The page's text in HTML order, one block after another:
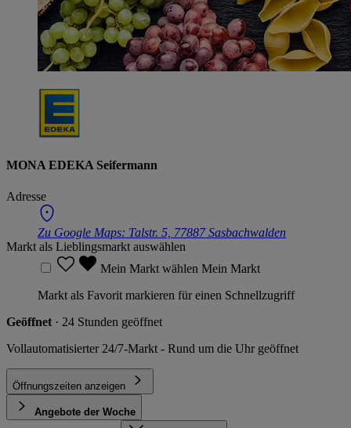
MONA EDEKA Seifermann
Adresse
Zu Google Maps: Talstr. 5, 77887 Sasbachwalden
Markt als Lieblingsmarkt auswählen
Mein Markt wählen Mein Markt
Markt als Favorit markieren für einen Schnellzugriff
Geöffnet · 24 Stunden geöffnet
Vollautomatisierter 24/7-Markt - Rund um die Uhr geöffnet
Öffnungszeiten anzeigen
Angebote der Woche